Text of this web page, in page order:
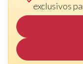
exclusivos